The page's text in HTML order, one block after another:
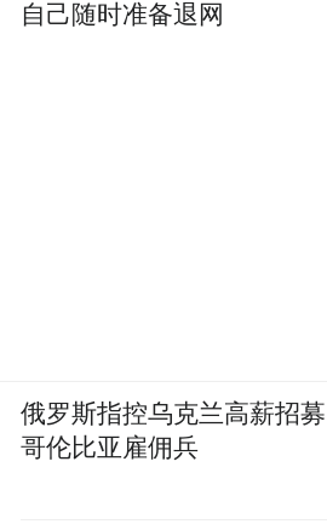
自己随时准备退网
俄罗斯指控乌克兰高薪招募
哥伦比亚雇佣兵